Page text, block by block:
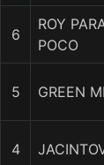
6
ROY
POCO
5 GREEN
4